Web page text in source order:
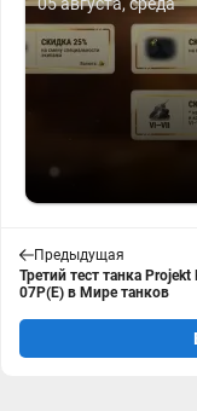
Предыдущая
Третий тест танка Projekt
07P(E) в Мире танков